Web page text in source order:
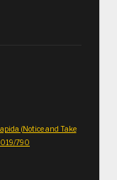
(Notice and Take
790